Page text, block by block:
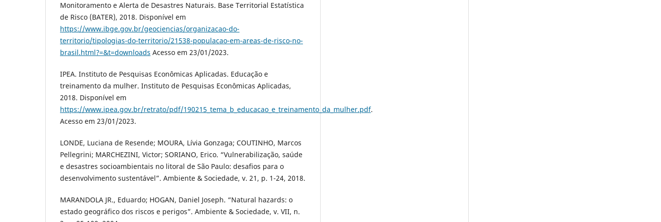
Monitoramento e Alerta de Desastres Naturais. Base Territorial Estatística
de Risco (BATER), 2018. Disponível em
https://www.ibge.gov.br/geociencias/organizacao-do-
territorio/tipologias-do-territorio/21538-populacao-em-areas-de-risco-no-
brasil.html?=&t=downloads Acesso em 23/01/2023.
IPEA. Instituto de Pesquisas Econômicas Aplicadas. Educação e
treinamento da mulher. Instituto de Pesquisas Econômicas Aplicadas,
2018. Disponível em
https://www.ipea.gov.br/retrato/pdf/190215_tema_b_educacao_e_treinamento_da_mulher.pdf.
Acesso em 23/01/2023.
LONDE, Luciana de Resende; MOURA, Lívia Gonzaga; COUTINHO, Marcos
Pellegrini; MARCHEZINI, Victor; SORIANO, Erico. “Vulnerabilização, saúde
e desastres socioambientais no litoral de São Paulo: desafios para o
desenvolvimento sustentável”. Ambiente & Sociedade, v. 21, p. 1-24, 2018.
MARANDOLA JR., Eduardo; HOGAN, Daniel Joseph. “Natural hazards: o
estado geográfico dos riscos e perigos”. Ambiente & Sociedade, v. VII, n.